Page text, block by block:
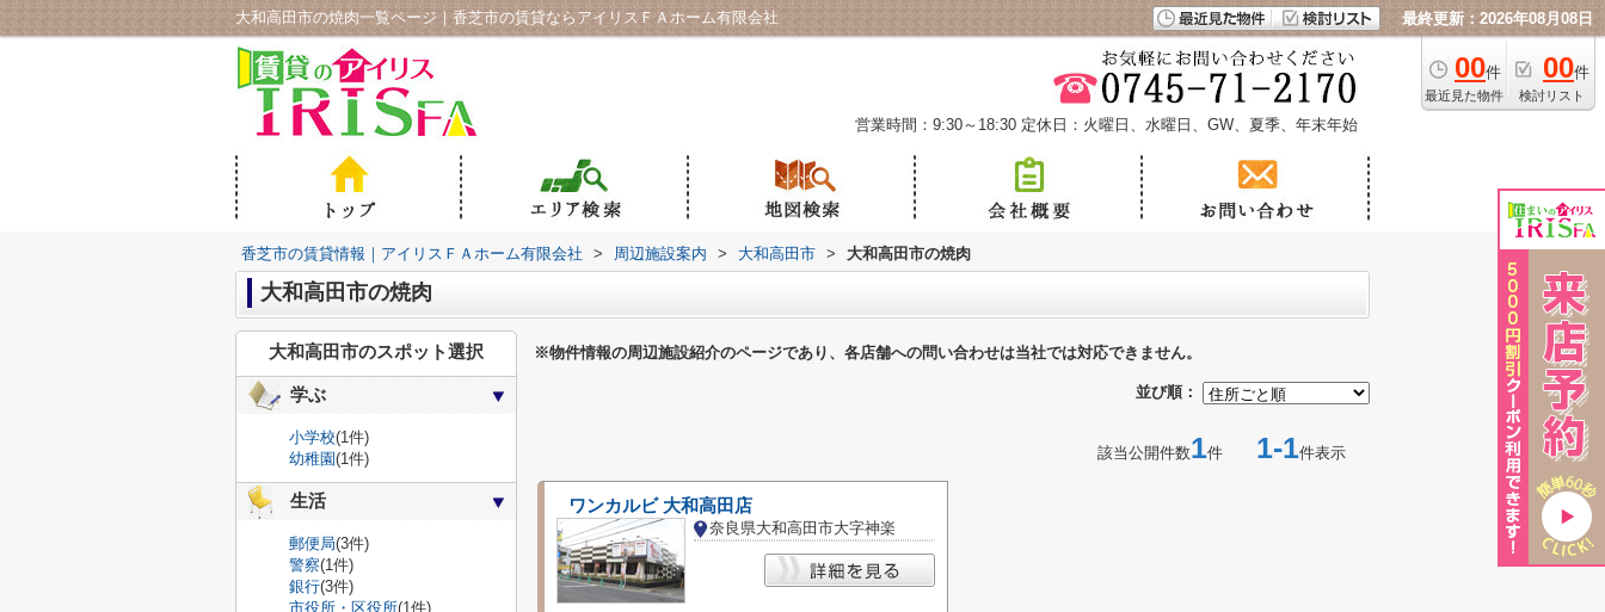
大和高田市の焼肉一覧ページ｜香芝市の賃貸ならアイリスＦＡホーム有限会社 最終更新：2026年08月08日
00件
最近見た物件
00件
検討リスト
営業時間：9:30～18:30 定休日：火曜日、水曜日、GW、夏季、年末年始
香芝市の賃貸情報｜アイリスＦＡホーム有限会社 > 周辺施設案内 > 大和高田市 > 大和高田市の焼肉
大和高田市の焼肉
※物件情報の周辺施設紹介のページであり、各店舗への問い合わせは当社では対応できません。
並び順：
該当公開件数1件 1-1件表示
ワンカルビ 大和高田店
奈良県大和高田市大字神楽
大和高田市のスポット選択
学ぶ
小学校(1件)
幼稚園(1件)
生活
郵便局(3件)
警察(1件)
銀行(3件)
市役所・区役所(1件)